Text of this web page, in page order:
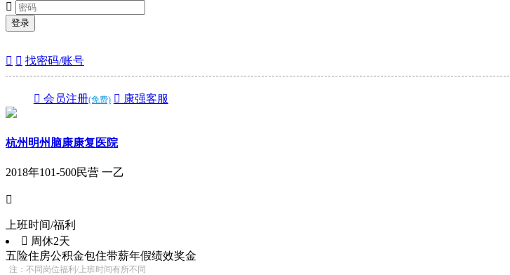

登录
  找密码/账号
 会员注册(免费)  康强客服
杭州明州脑康康复医院
2018年101-500民营 一乙

上班时间/福利
 周休2天
五险住房公积金包住带薪年假绩效奖金
注：不同岗位福利/上班时间有所不同